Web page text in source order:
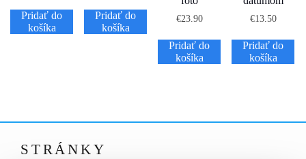
Pridať do
košíka
Pridať do
košíka
€23.90
Pridať do
košíka
€13.50
Pridať do
košíka
STRÁNKY